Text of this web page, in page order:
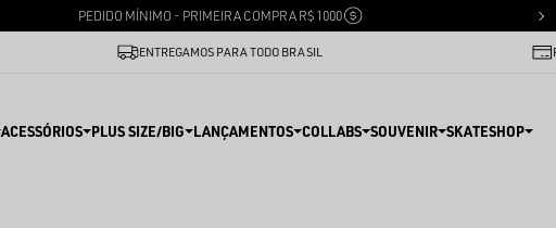
PEDIDO MÍNIMO - PRIMEIRA COMPRA R$ 1000
ENTREGAMOS PARA TODO BRASIL
ACESSÓRIOS PLUS SIZE/BIG LANÇAMENTOS COLLABS SOUVENIR SKATESHOP